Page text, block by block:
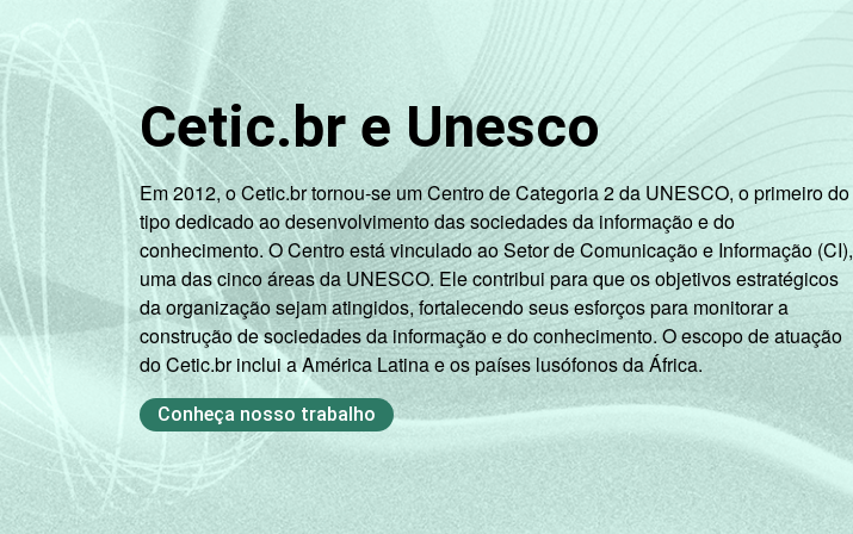
Cetic.br e Unesco
Em 2012, o Cetic.br tornou-se um Centro de Categoria 2 da UNESCO, o primeiro do
tipo dedicado ao desenvolvimento das sociedades da informação e do
conhecimento. O Centro está vinculado ao Setor de Comunicação e Informação (CI),
uma das cinco áreas da UNESCO. Ele contribui para que os objetivos estratégicos
da organização sejam atingidos, fortalecendo seus esforços para monitorar a
construção de sociedades da informação e do conhecimento. O escopo de atuação
do Cetic.br inclui a América Latina e os países lusófonos da África.
Conheça nosso trabalho